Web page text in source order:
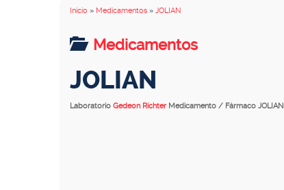
Inicio » Medicamentos » JOLIAN
Medicamentos
JOLIAN
Laboratorio Gedeon Richter Medicamento / Fármaco JOLIAN